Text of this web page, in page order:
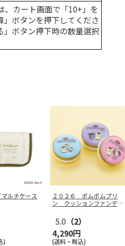
カート画面で「10+」を
ボタンを押下してくださ
」ボタン押下時の数量選択
ルチケース
)
２０２６ ポムポムプリ
ン クッションファンデー
ション３個セ
5.0 （2）
4,290円
(送料・税込)